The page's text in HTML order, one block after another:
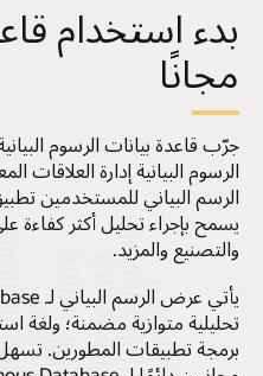
بدء استخدام
مجانًا
جرّب قاعدة بيانات الرسوم
الرسوم البيانية إدارة العلاقات
الرسم البياني للمستخدمين
يسمح بإجراء تحليل أكثر كفاءة
والتصنيع والمزيد.
تحليلية متوازية مضمنة؛ ولغة